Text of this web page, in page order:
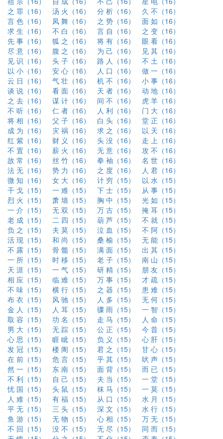
之 罪（16）
汤 火（16） 分 析（16）
久 不（16）
言 色（16）
凤 舞（16） 之 势（16）
面 如（16）
求 生（16）
不 白（16） 言 自（16）
之 变（16）
先 事（16）
狐 之（16） 将 有（16）
眼 看（16）
尽 意（16）
腹 之（16） 为 己（16）
见 其（16）
见 识（16）
头 子（16） 路 人（16）
不 土（16）
以 小（16）
安 心（16） 人 口（16）
做 一（16）
云 日（16）
气 壮（16） 机 不（16）
小 事（16）
谈 说（16）
看 面（16） 天 者（16）
动 地（16）
之 去（16）
谋 计（16） 间 不（16）
虎 羊（16）
不 听（16）
仁 者（16） 人 利（16）
门 大（16）
将 相（16）
父 子（16） 白 头（16）
堂 正（16）
成 为（16）
灾 祸（16） 求 之（16）
以 天（16）
红 紫（16）
财 义（16） 头 没（16）
走 上（16）
不 置（16）
薪 火（16） 无 意（16）
攻 不（16）
故 常（16）
丝 竹（16） 拳 袖（16）
名 世（16）
法 无（16）
势 力（16） 之 度（16）
人 君（16）
微 知（16）
女 大（16） 计 穷（15）
以 水（15）
干 戈（15）
一 难（15） 下 士（15）
从 事（15）
烈 火（15）
萧 墙（15） 胸 中（15）
光 如（15）
一 介（15）
无 双（15） 万 古（15）
掩 耳（15）
老 成（15）
二 四（15） 葫 芦（15）
不 就（15）
负 之（15）
夫 莫（15） 泣 血（15）
不 阿（15）
活 现（15）
和 尚（15） 桑 榆（15）
无 能（15）
不 露（15）
骨 髓（15） 满 面（15）
出 其（15）
一 所（15）
时 移（15） 老 子（15）
南 山（15）
天 涯（15）
一 气（15） 研 精（15）
朋 友（15）
相 应（15）
临 难（15） 万 事（15）
才 疏（15）
不 味（15）
横 行（15） 之 器（15）
患 难（15）
布 衣（15）
风 驰（15） 人 多（15）
无 何（15）
金 人（15）
人 耳（15） 骤 雨（15）
一 智（15）
取 容（15）
功 名（15） 走 马（15）
人 命（15）
男 大（15）
无 踪（15） 公 正（15）
今 昔（15）
心 思（15）
睚 眦（15） 负 义（15）
心 肝（15）
发 冠（15）
楼 阁（15） 君 之（15）
甘 心（15）
在 前（15）
危 言（15） 乎 其（15）
吠 声（15）
然 一（15）
东 南（15） 面 背（15）
而 已（15）
不 利（15）
自 己（15） 夫 当（15）
一 堂（15）
忧 国（15）
头 鼠（15） 秣 马（15）
一 莫（15）
人 难（15）
有 福（15） 从 口（15）
水 月（15）
平 无（15）
三 头（15） 深 文（15）
水 行（15）
鱼 游（15）
无 物（15） 心 相（15）
万 无（15）
不 回（15）
没 不（15） 无 尽（15）
同 而（15）